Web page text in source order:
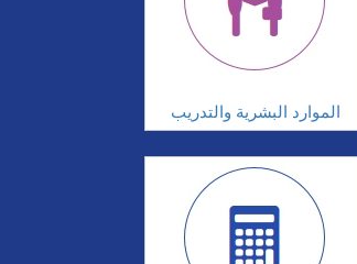
الموارد البشرية والتدريب